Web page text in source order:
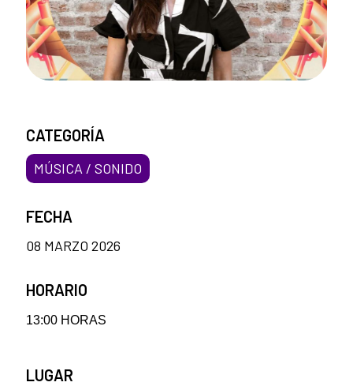
CATEGORÍA
MÚSICA / SONIDO
FECHA
08 MARZO 2026
HORARIO
13:00 HORAS
LUGAR